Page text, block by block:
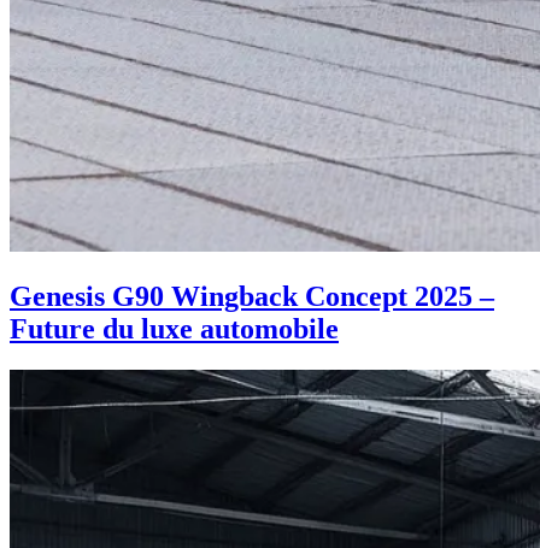
Genesis G90 Wingback Concept 2025 –
Future du luxe automobile